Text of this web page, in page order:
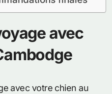
avec
avec votre chien au